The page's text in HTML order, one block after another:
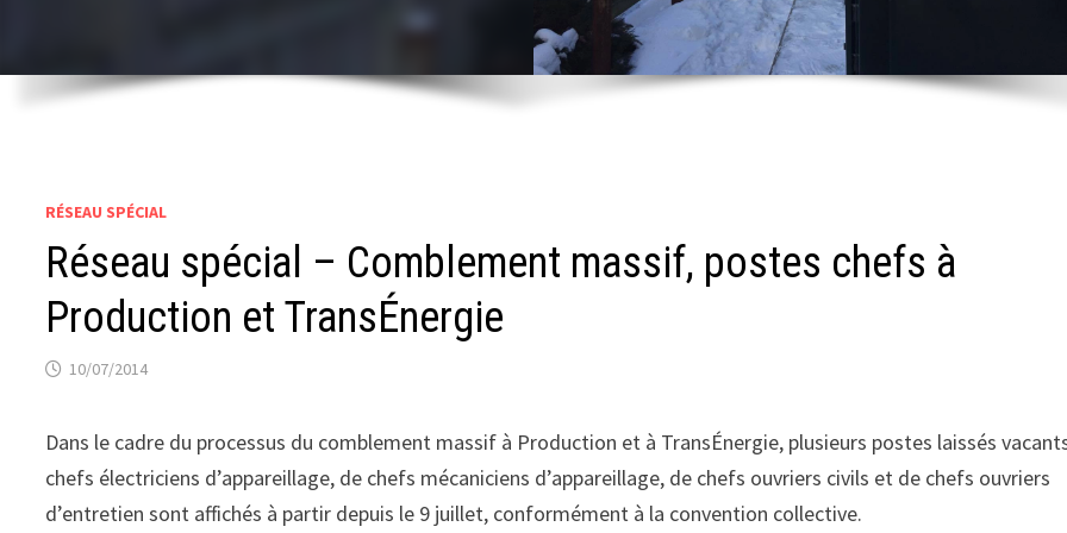
RÉSEAU SPÉCIAL
Réseau spécial – Comblement massif, postes chefs à
Production et TransÉnergie
10/07/2014
Dans le cadre du processus du comblement massif à Production et à TransÉnergie, plusieurs postes laissés
chefs électriciens d’appareillage, de chefs mécaniciens d’appareillage, de chefs ouvriers civils et de chefs ouvriers
d’entretien sont affichés à partir depuis le 9 juillet, conformément à la convention collective.